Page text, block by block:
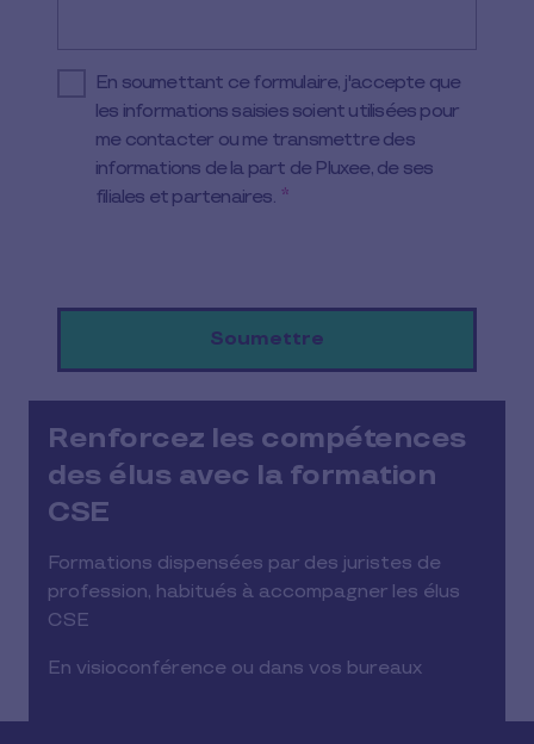
Renforcez les compétences
des élus avec la formation
CSE
Formations dispensées par des juristes de
profession, habitués à accompagner les élus
CSE
En visioconférence ou dans vos bureaux
En soumettant ce formulaire, j'accepte que
les informations saisies soient utilisées pour
me contacter ou me transmettre des
informations de la part de Pluxee, de ses
filiales et partenaires. *